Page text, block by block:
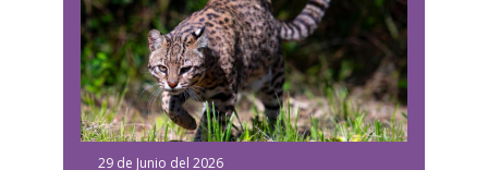
29 de Junio del 2026